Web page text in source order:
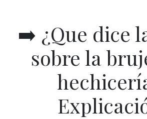
➡️ ¿Que dice
sobre la